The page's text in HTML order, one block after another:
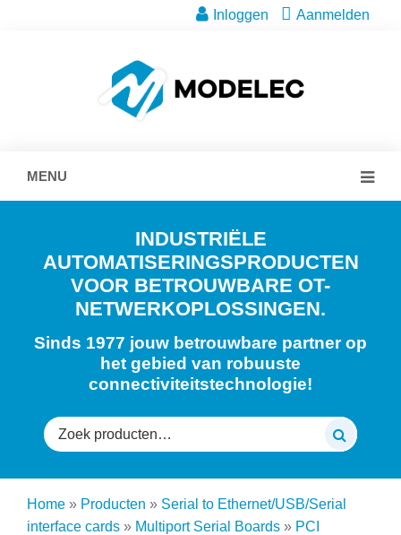
Inloggen Aanmelden
MENU
INDUSTRIËLE
AUTOMATISERINGSPRODUCTEN
VOOR BETROUWBARE OT-
NETWERKOPLOSSINGEN.
Sinds 1977 jouw betrouwbare partner op
het gebied van robuuste
connectiviteitstechnologie!
Zoeken
naar:
Home » Producten » Serial to Ethernet/USB/Serial
interface cards » Multiport Serial Boards » PCI